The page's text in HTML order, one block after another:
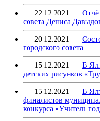
22.12.2021
совета Дениса
20.12.2021
городского совета
15.12.2021
В
детских рисунков
15.12.2021
В
финалистов
конкурса «Учитель